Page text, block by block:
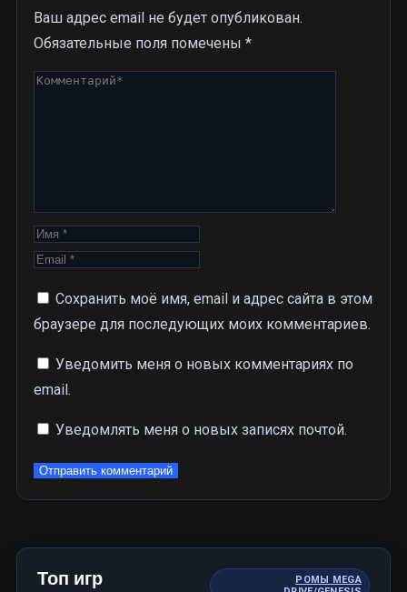
Ваш адрес email не будет опубликован.
Обязательные поля помечены *
Сохранить моё имя, email и адрес сайта в этом
браузере для последующих моих комментариев.
Уведомить меня о новых комментариях по
email.
Уведомлять меня о новых записях почтой.
Топ игр
РОМЫ MEGA